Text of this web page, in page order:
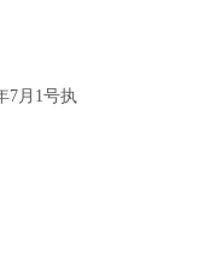
7月1号执